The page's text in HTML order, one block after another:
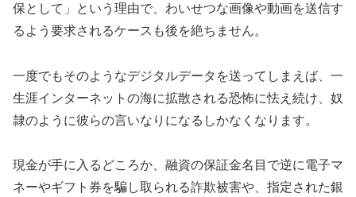
保として」という理由で、わいせつな画像や動画を送信す
るよう要求されるケースも後を絶ちません。
一度でもそのようなデジタルデータを送ってしまえば、一
生涯インターネットの海に拡散される恐怖に怯え続け、奴
隷のように彼らの言いなりになるしかなくなります。
現金が手に入るどころか、融資の保証金名目で逆に電子マ
ネーやギフト券を騙し取られる詐欺被害や、指定された銀